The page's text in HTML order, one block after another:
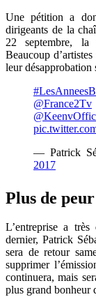
Une pétition a
dirigeants de la
22 septembre, la
Beaucoup
leur désapprobation
@France2Tv
— Patrick
2017
Plus de
L’entreprise a
dernier, Patrick
sera de retour
supprimer
continuera, mais
plus grand bonheur